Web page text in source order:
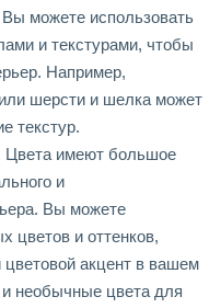
можете использовать
и текстурами, чтобы
Например,
шерсти и шелка может
текстур.
Цвета имеют большое
и
Вы можете
цветов и оттенков,
цветовой акцент в вашем
необычные цвета для